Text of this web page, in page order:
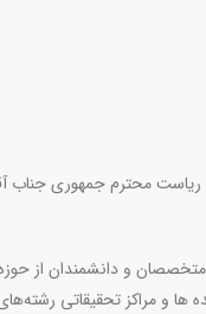
محترم جمهوری جناب
و دانشمندان از
و مراکز تحقیقاتی